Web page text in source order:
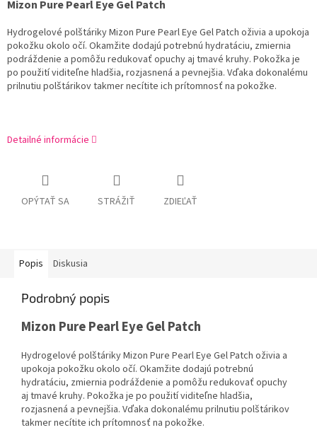
Mizon Pure Pearl Eye Gel Patch
Hydrogelové polštáriky Mizon Pure Pearl Eye Gel Patch oživia a upokoja
pokožku okolo očí. Okamžite dodajú potrebnú hydratáciu, zmiernia
podráždenie a pomôžu redukovať opuchy aj tmavé kruhy. Pokožka je
po použití viditeľne hladšia, rozjasnená a pevnejšia. Vďaka dokonalému
prilnutiu polštárikov takmer necítite ich prítomnosť na pokožke.
Detailné informácie
OPÝTAŤ SA STRÁŽIŤ ZDIEĽAŤ
Popis Diskusia
Podrobný popis
Mizon Pure Pearl Eye Gel Patch
Hydrogelové polštáriky Mizon Pure Pearl Eye Gel Patch oživia a
upokoja pokožku okolo očí. Okamžite dodajú potrebnú
hydratáciu, zmiernia podráždenie a pomôžu redukovať opuchy
aj tmavé kruhy. Pokožka je po použití viditeľne hladšia,
rozjasnená a pevnejšia. Vďaka dokonalému prilnutiu polštárikov
takmer necítite ich prítomnosť na pokožke.